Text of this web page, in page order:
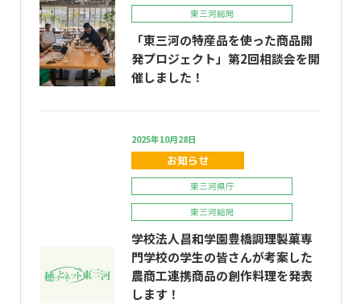
東三河総局
「東三河の特産品を使った商品開
発プロジェクト」第2回相談会を開
催しました！
2025年10月28日
お知らせ
東三河県庁
東三河総局
学校法人昌和学園豊橋調理製菓専
門学校の学生の皆さんが考案した
農商工連携商品の創作料理を発表
します！